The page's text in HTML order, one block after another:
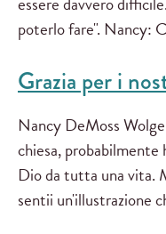
poterlo fare". Nancy:
Grazia per i
Nancy DeMoss
chiesa, probabilmente
Dio da tutta una vita.
sentii un'illustrazione